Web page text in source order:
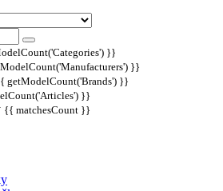
}}
}}
getModelCount('Brands') }}
}}
{{ matchesCount }}